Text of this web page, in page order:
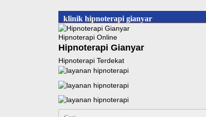
klinik hipnoterapi gianyar
Hipnoterapi Online
Hipnoterapi Gianyar
Hipnoterapi Terdekat